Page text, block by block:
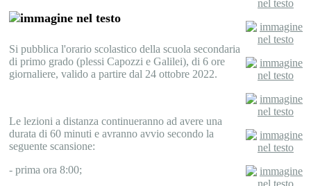
Si pubblica l'orario scolastico della scuola secondaria
di primo grado (plessi Capozzi e Galilei), di 6 ore
giornaliere, valido a partire dal 24 ottobre 2022.
Le lezioni a distanza continueranno ad avere una
durata di 60 minuti e avranno avvio secondo la
seguente scansione:
- prima ora 8:00;